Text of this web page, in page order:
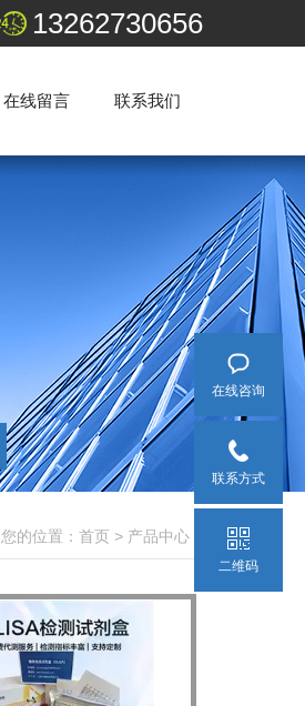
13262730656
在线留言 联系我们
您的位置： 首页 > 产品中心
在线咨询
联系方式
二维码